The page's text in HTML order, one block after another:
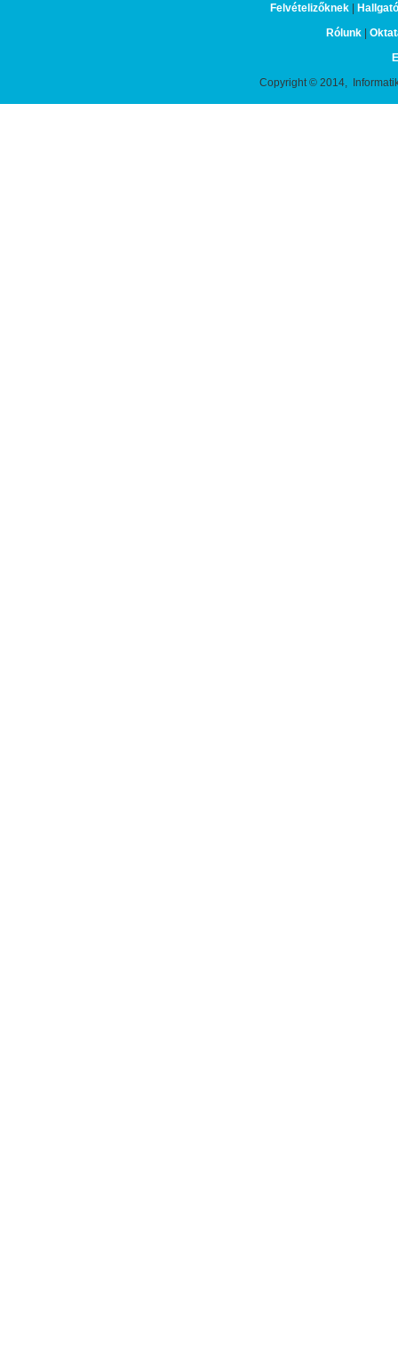
Felvételizőknek|
Rólunk|
Copyright © 2014,